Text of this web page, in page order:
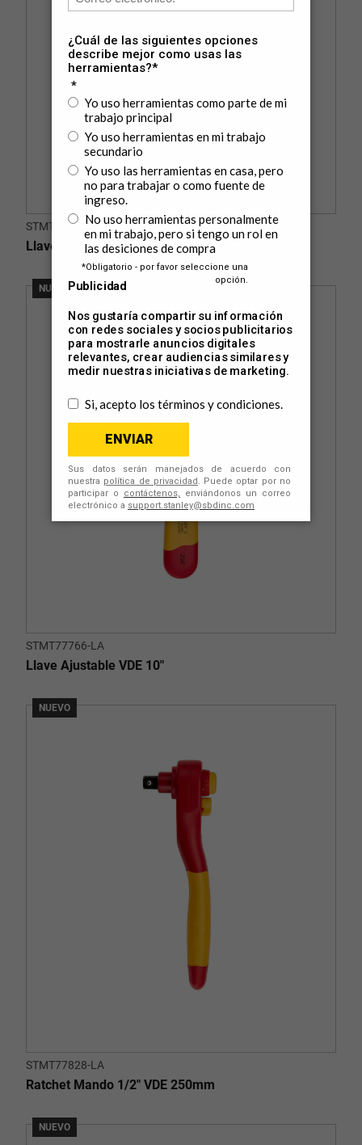
STMT77758-LA
Llave Corona VDE 19mm
NUEVO
STMT77766-LA
Llave Ajustable VDE 10"
NUEVO
STMT77828-LA
Ratchet Mando 1/2" VDE 250mm
NUEVO